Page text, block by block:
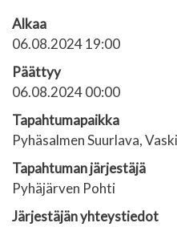
Alkaa
06.08.2024 19:00
Päättyy
06.08.2024 00:00
Tapahtumapaikka
Pyhäsalmen Suurlava,
Tapahtuman järjestäjä
Pyhäjärven Pohti
Järjestäjän yhteystiedot